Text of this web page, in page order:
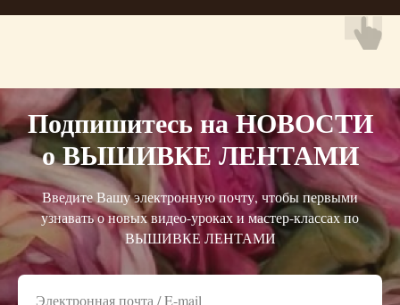
Подпишитесь на НОВОСТИ
о ВЫШИВКЕ ЛЕНТАМИ
Введите Вашу электронную почту, чтобы первыми
узнавать о новых видео-уроках и мастер-классах по
ВЫШИВКЕ ЛЕНТАМИ